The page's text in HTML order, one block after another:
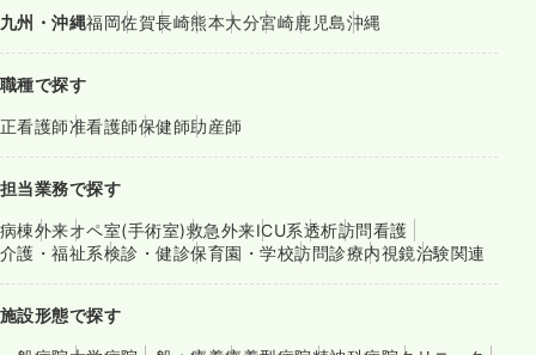
九州・沖縄福岡佐賀長崎熊本大分宮崎鹿児島沖縄
職種で探す
正看護師准看護師保健師助産師
担当業務で探す
病棟外来オペ室(手術室)救急外来ICU系透析訪問看護
介護・福祉系検診・健診保育園・学校訪問診療内視鏡治験関連
施設形態で探す